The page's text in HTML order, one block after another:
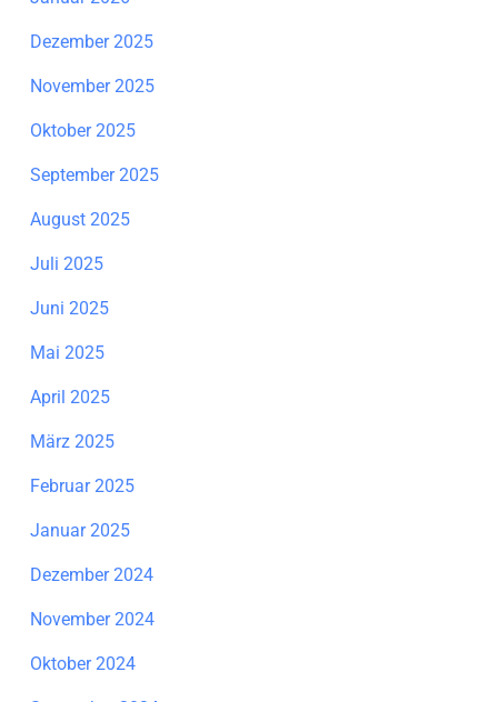
Dezember 2025
November 2025
Oktober 2025
September 2025
August 2025
Juli 2025
Juni 2025
Mai 2025
April 2025
März 2025
Februar 2025
Januar 2025
Dezember 2024
November 2024
Oktober 2024